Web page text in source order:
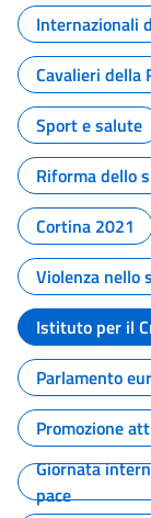
Internazionali
Cavalieri della
Sport e salute
Riforma dello
Cortina 2021
Violenza nello
Istituto per il
Parlamento
Promozione
Giornata
pace